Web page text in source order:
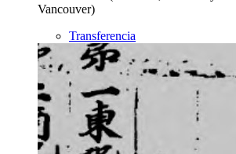
Vancouver)
Transferencia